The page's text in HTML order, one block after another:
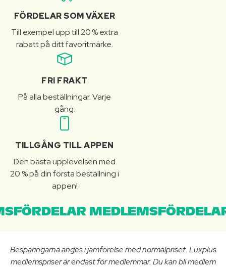
FÖRDELAR SOM VÄXER
Till exempel upp till 20 % extra
rabatt på ditt favoritmärke.
FRI FRAKT
På alla beställningar. Varje
gång.
TILLGÅNG TILL APPEN
Den bästa upplevelsen med
20 % på din första beställning i
appen!
Besparingarna anges i jämförelse med normalpriset. Luxplus
medlemspriser är endast för medlemmar. Du kan bli medlem